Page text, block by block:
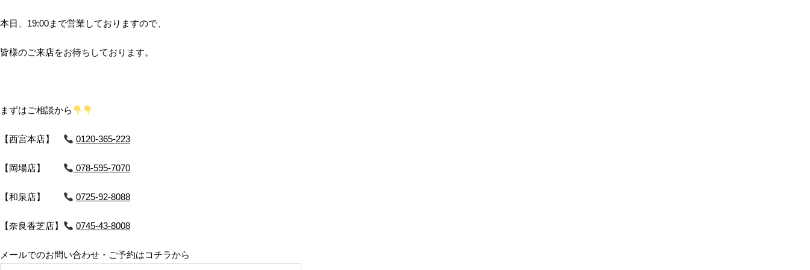
本日、19:00まで営業しておりますので、
皆様のご来店をお待ちしております。
まずはご相談から
【西宮本店】 0120-365-223
【岡場店】 078-595-7070
【和泉店】 0725-92-8088
【奈良香芝店】 0745-43-8008
メールでのお問い合わせ・ご予約はコチラから